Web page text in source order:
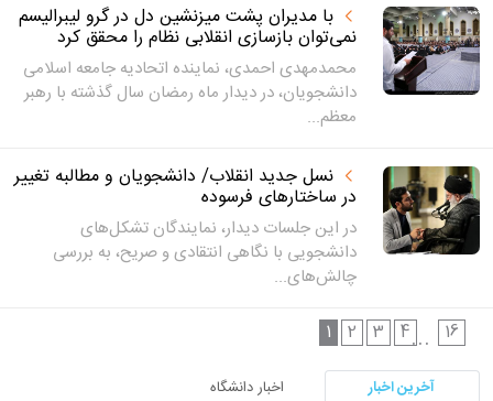
با مدیران پشت میزنشین دل در گرو لیبرالیسم
نمی‌توان بازسازی انقلابی نظام را محقق کرد
محمدمهدی احمدی، نماینده اتحادیه جامعه اسلامی
دانشجویان، در دیدار ماه رمضان سال گذشته با رهبر
معظم...
نسل جدید انقلاب/ دانشجویان و مطالبه تغییر
در ساختارهای فرسوده
در این جلسات دیدار، نمایندگان تشکل‌های
دانشجویی با نگاهی انتقادی و صریح، به بررسی
چالش‌های...
1
2 3 4... 16
آخرین اخبار
اخبار دانشگاه